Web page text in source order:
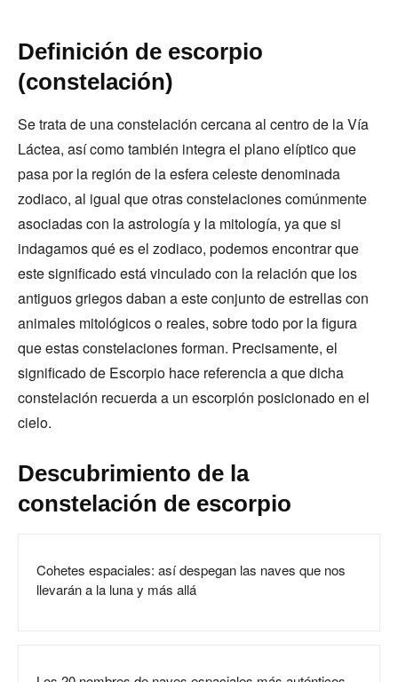
Definición de escorpio
(constelación)
Se trata de una constelación cercana al centro de la Vía
Láctea, así como también integra el plano elíptico que
pasa por la región de la esfera celeste denominada
zodiaco, al igual que otras constelaciones comúnmente
asociadas con la astrología y la mitología, ya que si
indagamos qué es el zodiaco, podemos encontrar que
este significado está vinculado con la relación que los
antiguos griegos daban a este conjunto de estrellas con
animales mitológicos o reales, sobre todo por la figura
que estas constelaciones forman. Precisamente, el
significado de Escorpio hace referencia a que dicha
constelación recuerda a un escorpión posicionado en el
cielo.
Descubrimiento de la
constelación de escorpio
Cohetes espaciales: así despegan las naves que nos
llevarán a la luna y más allá